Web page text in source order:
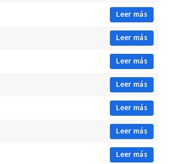
Leer más
Leer más
Leer más
Leer más
Leer más
Leer más
Leer más